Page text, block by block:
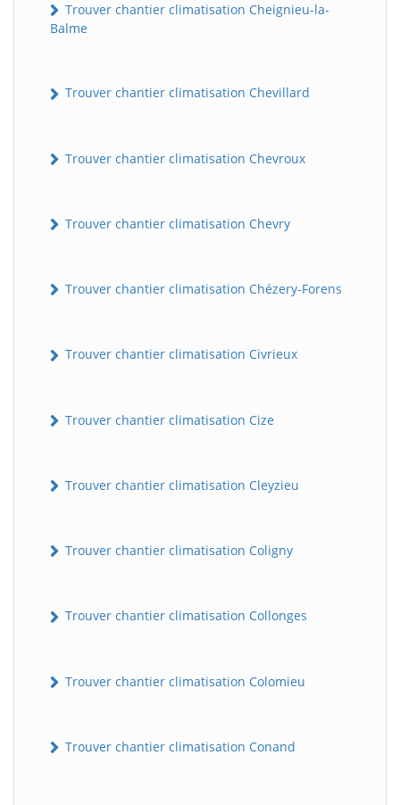
Trouver chantier climatisation Cheignieu-la-
Balme
Trouver chantier climatisation Chevillard
Trouver chantier climatisation Chevroux
Trouver chantier climatisation Chevry
Trouver chantier climatisation Chézery-Forens
Trouver chantier climatisation Civrieux
Trouver chantier climatisation Cize
Trouver chantier climatisation Cleyzieu
Trouver chantier climatisation Coligny
Trouver chantier climatisation Collonges
Trouver chantier climatisation Colomieu
Trouver chantier climatisation Conand
B BatiWebPro